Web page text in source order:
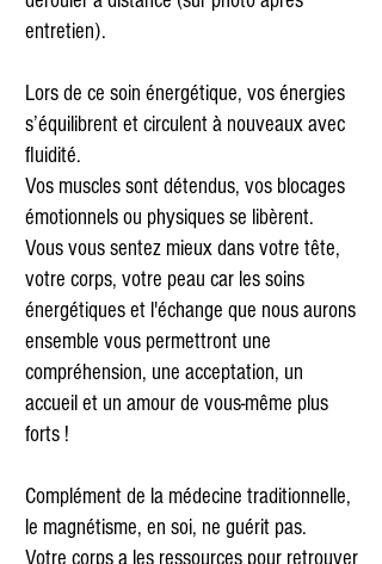
entretien).
Lors de ce soin énergétique, vos énergies
s’équilibrent et circulent à nouveaux avec
fluidité.
Vos muscles sont détendus, vos blocages
émotionnels ou physiques se libèrent.
Vous vous sentez mieux dans votre tête,
votre corps, votre peau car les soins
énergétiques et l'échange que nous aurons
ensemble vous permettront une
compréhension, une acceptation, un
accueil et un amour de vous-même plus
forts !
Complément de la médecine traditionnelle,
le magnétisme, en soi, ne guérit pas.
Votre corps a les ressources pour retrouver